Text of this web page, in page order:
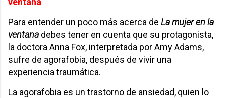
Para entender un poco más acerca de La mujer en la
ventana debes tener en cuenta que su protagonista,
la doctora Anna Fox, interpretada por Amy Adams,
sufre de agorafobia, después de vivir una
experiencia traumática.
La agorafobia es un trastorno de ansiedad, quien lo